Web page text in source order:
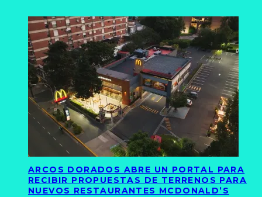
ARCOS DORADOS ABRE UN PORTAL PARA
RECIBIR PROPUESTAS DE TERRENOS PARA
NUEVOS RESTAURANTES MCDONALD’S